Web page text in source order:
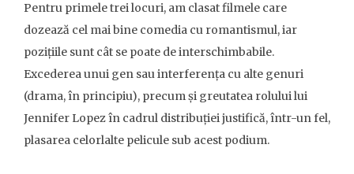
Pentru primele trei locuri, am clasat filmele care
dozează cel mai bine comedia cu romantismul, iar
pozițiile sunt cât se poate de interschimbabile.
Excederea unui gen sau interferența cu alte genuri
(drama, în principiu), precum și greutatea rolului lui
Jennifer Lopez în cadrul distribuției justifică, într-un fel,
plasarea celorlalte pelicule sub acest podium.